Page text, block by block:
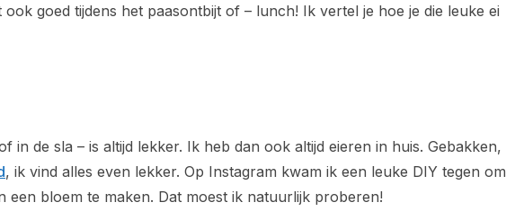
goed tijdens het paasontbijt of – lunch! Ik vertel je hoe je die leuke ei
in de sla – is altijd lekker. Ik heb dan ook altijd eieren in huis. Gebakken,
, ik vind alles even lekker. Op Instagram kwam ik een leuke DIY tegen om
een bloem te maken. Dat moest ik natuurlijk proberen!